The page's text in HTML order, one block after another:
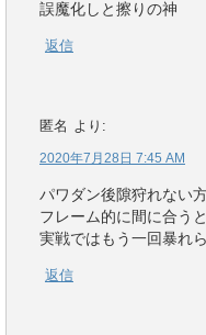
誤魔化しと擦りの神
返信
匿名 より:
2020年7月28日 7:45 AM
パワダン後隙狩れない
フレーム的に間に合う
実戦ではもう一回暴れ
返信